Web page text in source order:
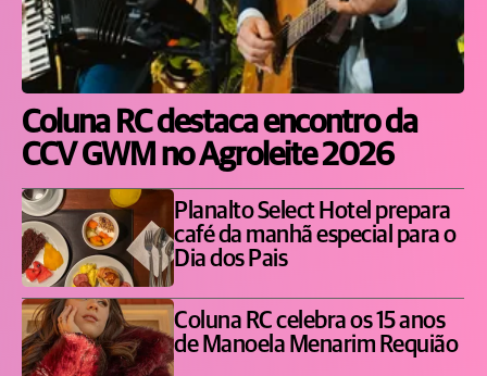
Coluna RC destaca encontro da
CCV GWM no Agroleite 2026
Planalto Select Hotel prepara
café da manhã especial para o
Dia dos Pais
Coluna RC celebra os 15 anos
de Manoela Menarim Requião